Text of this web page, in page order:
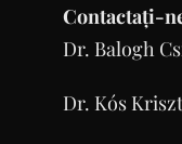
Contactați-
Dr. Balogh
Dr. Kós